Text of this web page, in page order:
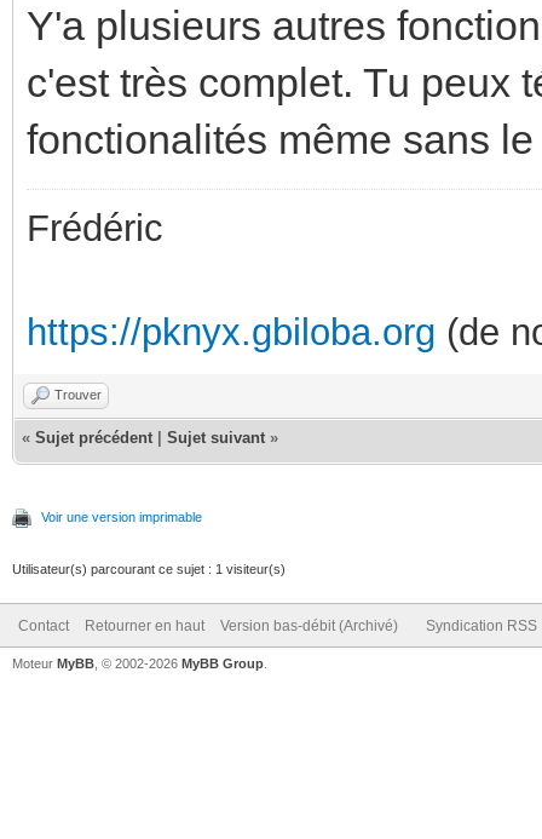
Y'a plusieurs autres
c'est très complet. Tu peux
fonctionalités même sans
Frédéric
https://pknyx.gbiloba.org (de
Trouver
« Sujet précédent Sujet suivant »
Voir une version imprimable
Utilisateur(s) parcourant ce sujet : 1 visiteur(s)
Contact Retourner en haut Version bas-débit (Archivé) Syndication RSS
Moteur MyBB , © 2002-2026 MyBB Group